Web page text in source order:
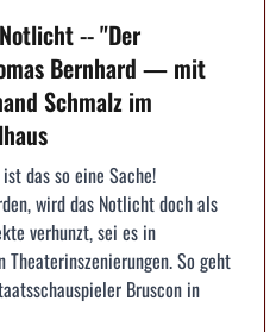
-- "Der
Bernhard — mit
Schmalz im
das so eine Sache!
wird das Notlicht doch als
verhunzt, sei es in
So geht
Bruscon in